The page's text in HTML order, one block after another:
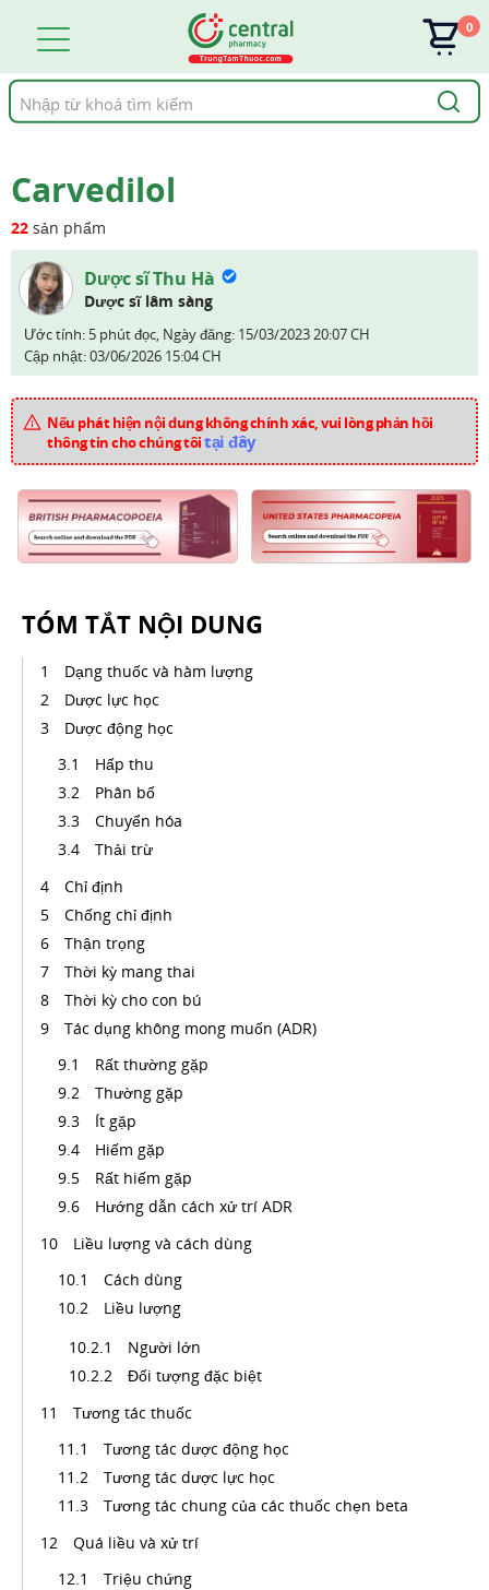
Tìm
kiếm
0
Carvedilol
22 sản phẩm
Dược sĩ Thu Hà
Dược sĩ lâm sàng
Ước tính: 5 phút đọc, Ngày đăng: 15/03/2023 20:07 CH
Cập nhật:03/06/2026 15:04 CH
Nếu phát hiện nội dung không chính xác, vui lòng phản hồi
thông tin cho chúng tôitại đây
TÓM TẮT NỘI DUNG
Dạng thuốc và hàm lượng
Dược lực học
Dược động học
Hấp thu
Phân bố
Chuyển hóa
Thải trừ
Chỉ định
Chống chỉ định
Thận trọng
Thời kỳ mang thai
Thời kỳ cho con bú
Tác dụng không mong muốn (ADR)
Rất thường gặp
Thường gặp
Ít gặp
Hiếm gặp
Rất hiếm gặp
Hướng dẫn cách xử trí ADR
Liều lượng và cách dùng
Cách dùng
Liều lượng
Người lớn
Đối tượng đặc biệt
Tương tác thuốc
Tương tác dược động học
Tương tác dược lực học
Tương tác chung của các thuốc chẹn beta
Quá liều và xử trí
Triệu chứng